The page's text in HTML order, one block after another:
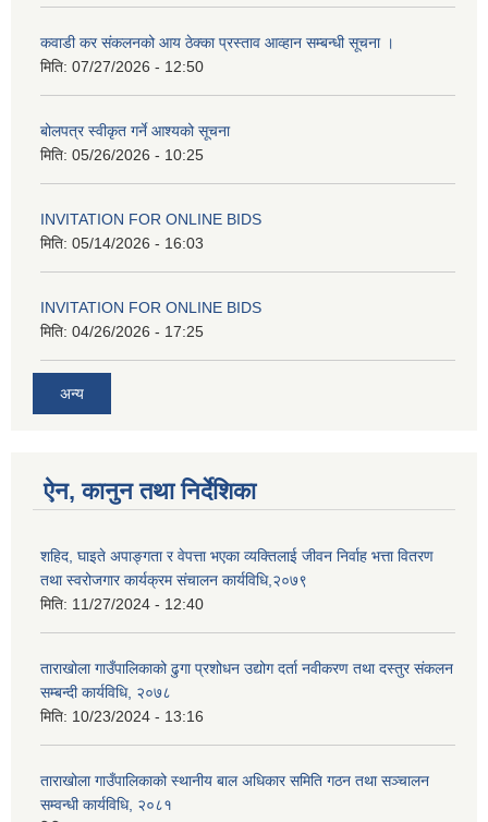
कवाडी कर संकलनको आय ठेक्का प्रस्ताव आव्हान सम्बन्धी सूचना ।
मिति: 07/27/2026 - 12:50
बोलपत्र स्वीकृत गर्ने आश्यको सूचना
मिति: 05/26/2026 - 10:25
INVITATION FOR ONLINE BIDS
मिति: 05/14/2026 - 16:03
INVITATION FOR ONLINE BIDS
मिति: 04/26/2026 - 17:25
अन्य
ऐन, कानुन तथा निर्देशिका
शहिद, घाइते अपाङ्गता र वेपत्ता भएका व्यक्तिलाई जीवन निर्वाह भत्ता वितरण
तथा स्वरोजगार कार्यक्रम संचालन कार्यविधि,२०७९
मिति: 11/27/2024 - 12:40
ताराखोला गाउँपालिकाको ढुगा प्रशोधन उद्योग दर्ता नवीकरण तथा दस्तुर संकलन
सम्बन्दी कार्यविधि, २०७८
मिति: 10/23/2024 - 13:16
ताराखोला गाउँपालिकाको स्थानीय बाल अधिकार समिति गठन तथा सञ्चालन
सम्वन्धी कार्यविधि, २०८१